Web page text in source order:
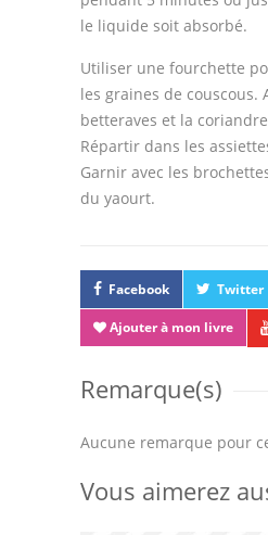
le liquide soit absorbé.
Utiliser une fourchette
les graines de couscous.
betteraves et la
Répartir dans les
Garnir avec les
du yaourt.
Facebook Twitter
Ajouter à mon livre
Remarque(s)
Aucune remarque pour
Vous aimerez